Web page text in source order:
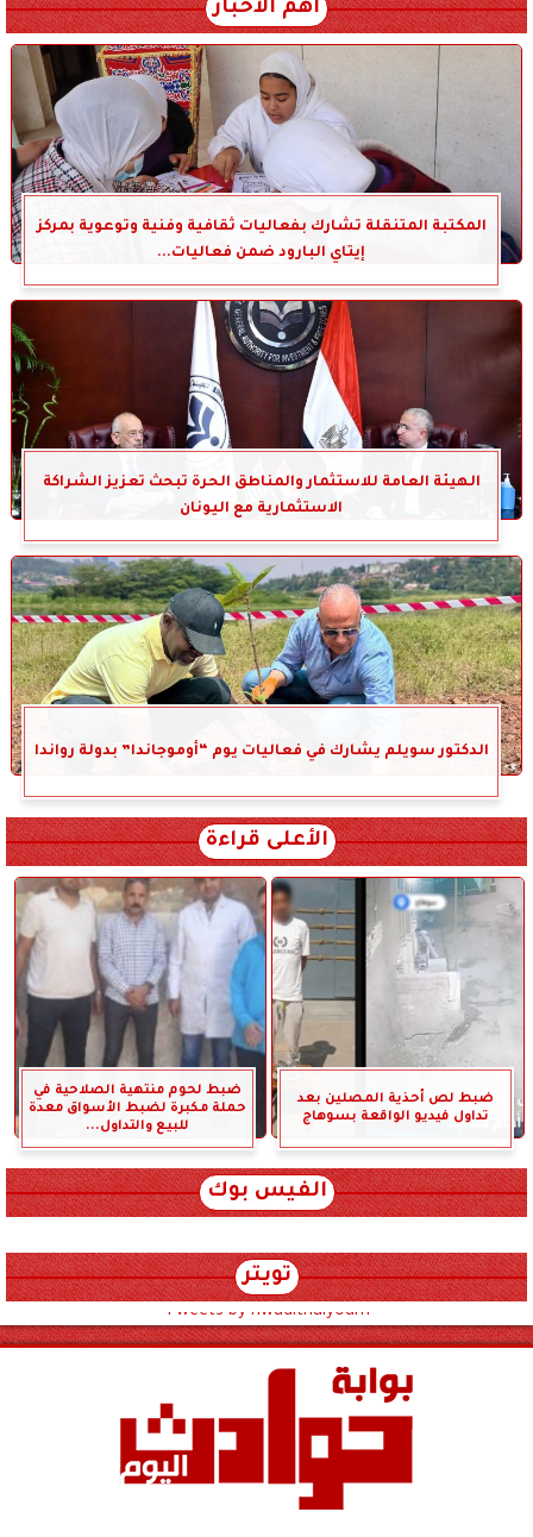
أهم الأخبار
المكتبة المتنقلة تشارك بفعاليات ثقافية وفنية وتوعوية بمركز
إيتاي البارود ضمن فعاليات...
الهيئة العامة للاستثمار والمناطق الحرة تبحث تعزيز الشراكة
الاستثمارية مع اليونان
الدكتور سويلم يشارك في فعاليات يوم “أوموجاندا” بدولة رواندا
الأعلى قراءة
ضبط لص أحذية المصلين بعد
تداول فيديو الواقعة بسوهاج
ضبط لحوم منتهية الصلاحية في
حملة مكبرة لضبط الأسواق معدة
للبيع والتداول...
الفيس بوك
تويتر
Tweets by hwadithalyoum